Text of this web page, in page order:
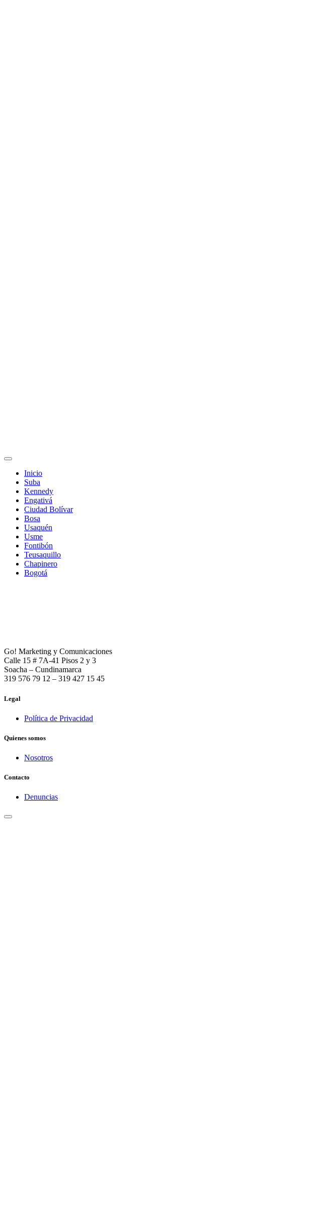
Inicio
Suba
Kennedy
Engativá
Ciudad Bolívar
Bosa
Usaquén
Usme
Fontibón
Teusaquillo
Chapinero
Bogotá
Go! Marketing y Comunicaciones
Calle 15 # 7A-41 Pisos 2 y 3
Soacha – Cundinamarca
319 576 79 12 – 319 427 15 45
Legal
Política de Privacidad
Quienes somos
Nosotros
Contacto
Denuncias